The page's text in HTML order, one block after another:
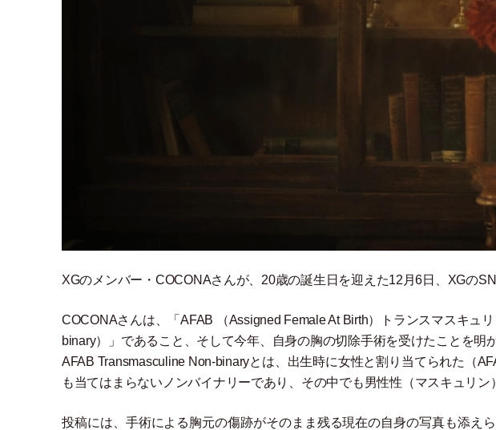
XGのメンバー ・ COCONAさんが、20歳の誕生日を迎えた12月6日、XGの
COCONAさんは、 「AFAB （Assigned Female At Birth） トランスマスキュ
binary） 」 であること、そして今年、自身の胸の切除手術を受けたことを明
AFAB Transmasculine Non-binaryとは、出生時に女性と割り当てられた
（
も当てはまらないノンバイナリーであり、その中でも男性性 （マスキュリン）
投稿には、手術による胸元の傷跡がそのまま残る現在の自身の写真も添え